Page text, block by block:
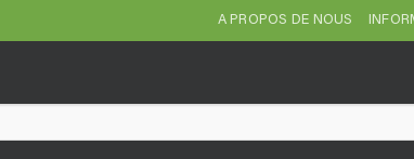
A PROPOS DE NOUS